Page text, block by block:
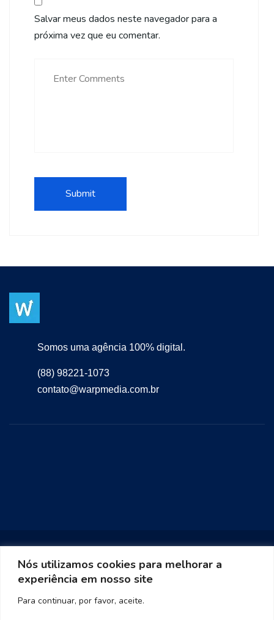
Nós utilizamos cookies para melhorar a
experiência em nosso site
Para continuar, por favor, aceite.
Salvar meus dados neste navegador para a
próxima vez que eu comentar.
Somos uma agência 100% digital.
(88) 98221-1073
contato@warpmedia.com.br